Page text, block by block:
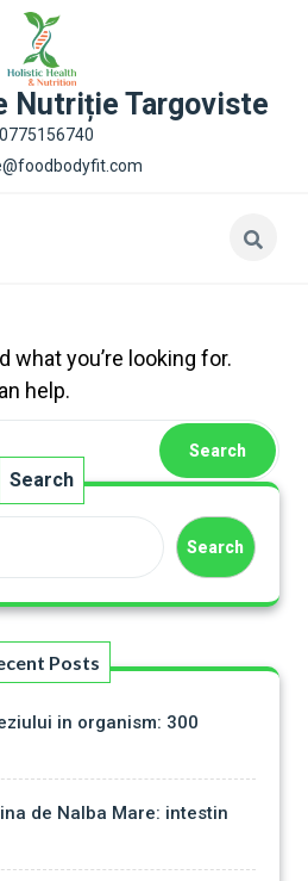
Nutriție Targoviste
0775156740
what you’re looking for.
help.
Search
Search
Search
Posts
in organism: 300
de Nalba Mare: intestin